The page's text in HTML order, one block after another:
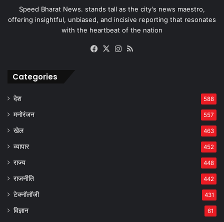
Speed Bharat News. stands tall as the city's news maestro,
offering insightful, unbiased, and incisive reporting that resonates
with the heartbeat of the nation
Facebook
X Instagram
Categories
देश 588
मनोरंजन 557
खेल 463
व्यापार 452
राज्य 448
राजनीति 442
टेक्नॉलॉजी 431
विज्ञान 61